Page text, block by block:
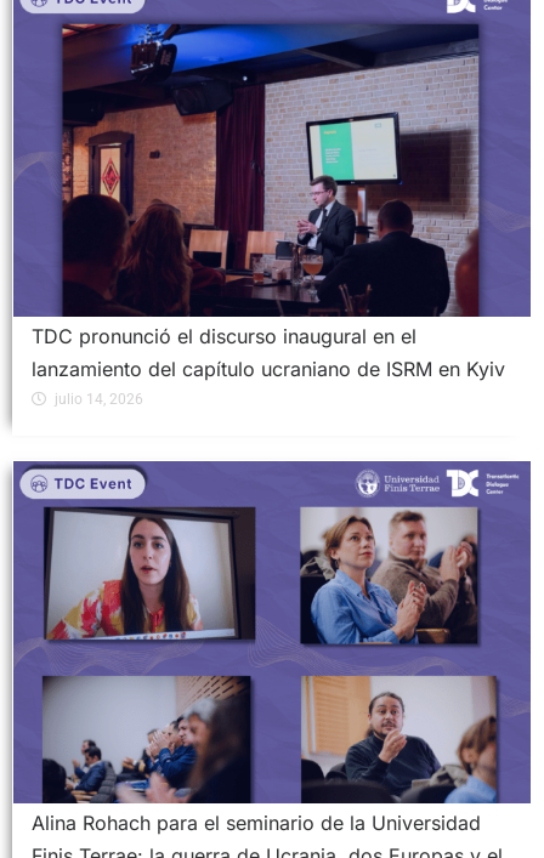
TDC pronunció el discurso inaugural en el
lanzamiento del capítulo ucraniano de ISRM en Kyiv
julio 14, 2026
Alina Rohach para el seminario de la Universidad